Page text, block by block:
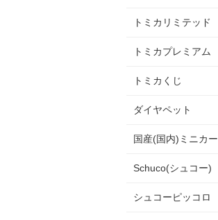
トミカリミテッド
トミカプレミアム
トミカくじ
ダイヤペット
国産(国内)ミニカー
Schuco(シュコー)
シュコーピッコロ